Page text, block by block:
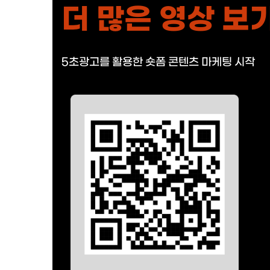
더 많은 영상 보
5초광고를 활용한 숏폼 콘텐츠 마케팅 시작